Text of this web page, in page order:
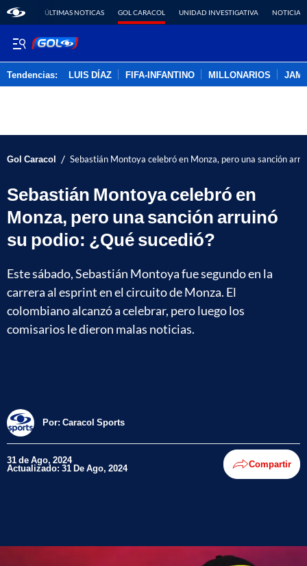
ÚLTIMAS NOTICAS GOL CARACOL UNIDAD INVESTIGATIVA NOTICIAS
Tendencias: LUIS DÍAZ FIFA-INFANTINO MILLONARIOS
Gol Caracol / Sebastián Montoya celebró en Monza, pero una sanción
Sebastián Montoya celebró en
Monza, pero una sanción arruinó
su podio: ¿Qué sucedió?
Este sábado, Sebastián Montoya fue segundo en la
carrera al esprint en el circuito de Monza. El
colombiano alcanzó a celebrar, pero luego los
comisarios le dieron malas noticias.
Por: Caracol Sports
31 de Ago, 2024
Actualizado: 31 De Ago, 2024 Compartir